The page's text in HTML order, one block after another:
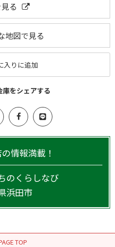
る
地図で見る
入りに追加
庫をシェアする
情報満載！
のくらしなび
浜田市
TOP